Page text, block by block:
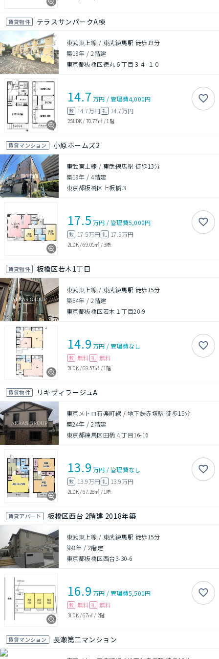
賃貸物件 テラスサンパークA棟
東武東上線 / 東武練馬駅 徒歩19分
築19年 /2階建
東京都板橋区徳丸６丁目３４-１０
14.7 万円 /管理費4,000円
敷 14.7万円 礼 14.7万円
2SLDK / 70.77㎡/ 1階
賃貸マンション 小原ホームズ2
東武東上線 / 東武練馬駅 徒歩13分
築19年 /4階建
東京都板橋区上板橋３
17.5 万円 /管理費5,000円
敷 17.5万円 礼 17.5万円
2LDK/69.05㎡ /3階
賃貸物件 板橋区若木1丁目
東武東上線 / 東武練馬駅 徒歩15分
築54年 /2階建
東京都板橋区若木１丁目20-9
14.9 万円 /管理費なし
敷 無料 礼 無料
2LDK/68.57㎡ / 1階
賃貸物件 リキヴィラージュA
東京メトロ有楽町線 / 地下鉄赤塚駅 徒歩15分
築24年 /2階建
東京都練馬区田柄４丁目16-16
13.9 万円 /管理費なし
敷 13.9万円 礼 13.9万円
2LDK/67.28㎡ / 1階
賃貸アパート 板橋区西台 2階建 2018年築
東武東上線 / 東武練馬駅 徒歩15分
築8年 / 2階建
東京都板橋区西台3-30-6
16.9 万円 /管理費5,500円
敷 無料 礼 無料
3LDK/67㎡ / 2階
賃貸マンション 長瀬第二マンション